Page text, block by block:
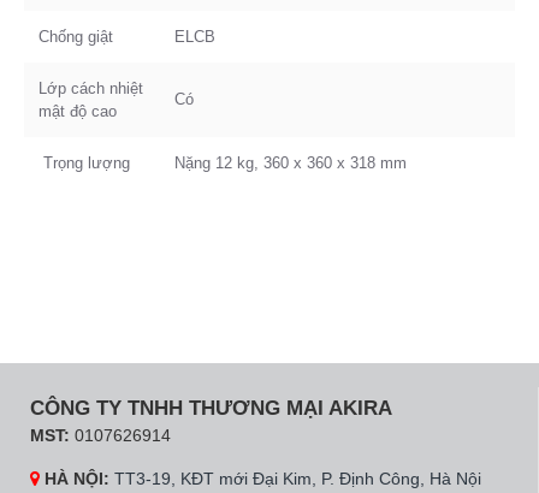
Chống giật ELCB
Lớp cách nhiệt
mật độ cao
Có
Trọng lượng Nặng 12 kg, 360 x 360 x 318 mm
CÔNG TY TNHH THƯƠNG MẠI AKIRA
MST: 0107626914
HÀ NỘI: TT3-19, KĐT mới Đại Kim, P. Định Công, Hà Nội